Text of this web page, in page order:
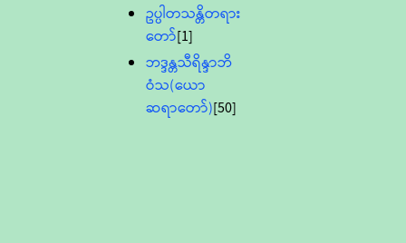
ဥပ္ပါတသန္တိတရား
တော်[1]
ဘဒ္ဒန္တသီရိန္ဒာဘိ
ဝံသ(ယော
ဆရာတော်)[50]